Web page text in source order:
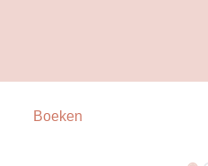
Boeken